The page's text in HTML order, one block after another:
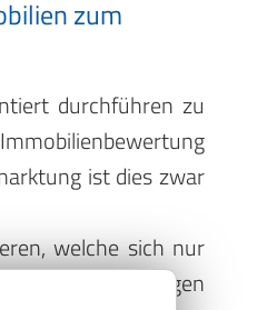
zum
durchführen zu
ist dies zwar
welche sich nur
marktkundigen